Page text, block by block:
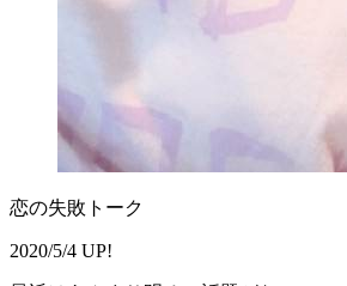
恋の失敗トーク
2020/5/4 UP!